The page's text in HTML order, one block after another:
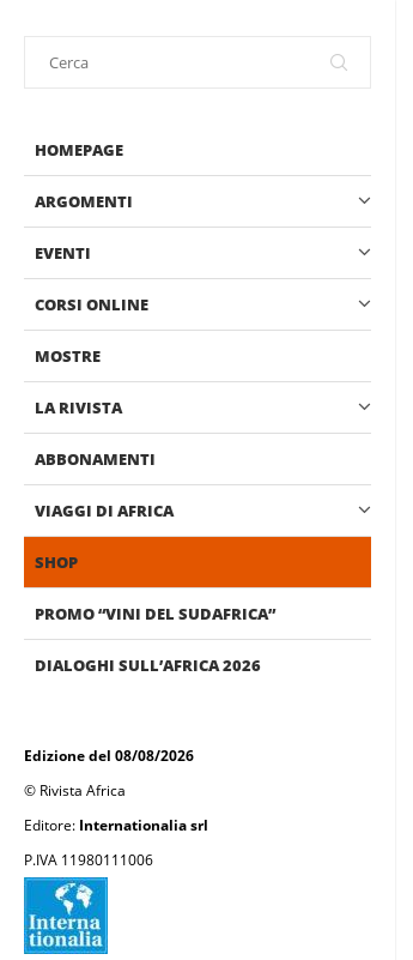
HOMEPAGE
ARGOMENTI
EVENTI
CORSI ONLINE
MOSTRE
LA RIVISTA
ABBONAMENTI
VIAGGI DI AFRICA
SHOP
PROMO “VINI DEL SUDAFRICA”
DIALOGHI SULL’AFRICA 2026
Edizione del 08/08/2026
© Rivista Africa
Editore: Internationalia srl
P.IVA 11980111006